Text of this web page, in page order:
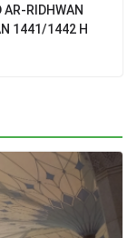
RIDHWAN
1441/1442 H